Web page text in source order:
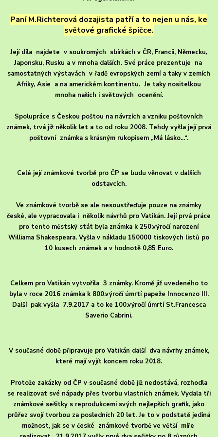
Paní M.Richterová dozajista patří a to nejen u nás, ke
světové grafické špičce.
Její díla najdete v soukromých sbírkách v ČR, Francii, Německu,
Japonsku, Rusku a v mnoha dalších. Své práce prezentuje na
samostatných výstavách v řadě evropských zemí a taky v zemích
Afriky, Asie a na americkém kontinentu. Je taky nositelkou
mnoha našich i světových ocenění.
Spolupráce s Českou poštou na návrzích a vzniku poštovních
známek, trvá již několik let a to od roku 2008. Tehdy vyšla její prvá
poštovní známka s krásným rukopisem „Má lásko...“.
Celé její známkové tvorbě pro ČP se budu věnovat v dalších
odstavcích.
Ve známkové tvorbě se ale nesoustřeďuje pouze na známky
české, ale vypracovala i několik návrhů pro Vatikán. Její prvá práce
pro tento městský stát byla známka k 250.výročí narození
Williama Shakespeara. Vyšla v nákladu 150000 tiskových listů po
10 kusech známek a v hodnotě 0,85 Euro.
Celkem pro Vatikán vytvořila 3 známky. Kromě již uvedeného to
byla v roce 2016 známka k 800.výročí úmrtí papeže Innocenzo III.
Další pak vyšla 7.9.2017 a to ke 100.výročí úmrtí St.Francesca
Saverio Cabrini.
V současné době připravuje pro Vatikán další dva návrhy známek,
které mají vyjít koncem roku 2018.
Protože zakázky od ČP v současné době již nedostává, rozhodla
se realizovat své nápady přes tvorbu vlastních známek. Vydala tři
známkové sešitky s reprodukcemi svých nejlepších grafik, jako
průřez svojí tvorbou za posledních 20 let. Je to v podstatě jediná
možnost, jak se v české známkové tvorbě ve větší míře